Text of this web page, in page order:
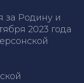
за Родину и
2023 года